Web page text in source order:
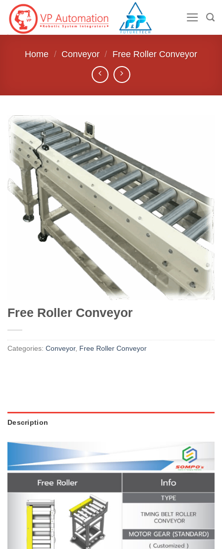
ข้าม
ไป
ยัง
Home / Conveyor / Free Roller Conveyor
Free Roller Conveyor
Categories: Conveyor, Free Roller Conveyor
Description